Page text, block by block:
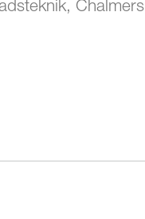
Chalmers